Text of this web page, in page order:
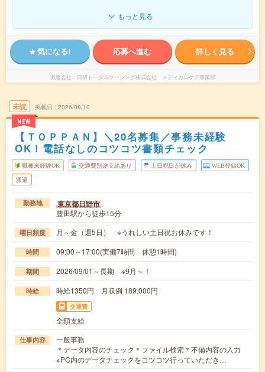
もっと見る
気になる! 応募へ進む 詳しく見る
派遣会社 日研トータルソーシング株式会社 メディカルケア事業部
未読
NEW
掲載日 2026/08/10
【ＴＯＰＰＡＮ】＼20名募集／事務未経験
OK！電話なしのコツコツ書類チェック
職種未経験OK 交通費別途支給あり 土日祝日が休み WEB登録OK
派遣
勤務地 東京都日野市
豊田駅から徒歩15分
曜日頻度 月～金（週5日） ※うれしい土日祝お休みです！
時間 09:00～17:00(実働7時間 休憩1時間)
期間 2026/09/01～長期 ※9月～！
時給 時給1350円 月収例 189,000円
交通費
全額支給
仕事内容
一般事務
＊データ内容のチェック＊ファイル検索＊不備内容の入力
※PC内のデータチェックをコツコツ行っていただき…